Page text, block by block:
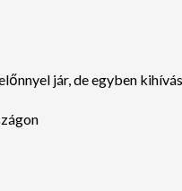
jár, de egyben